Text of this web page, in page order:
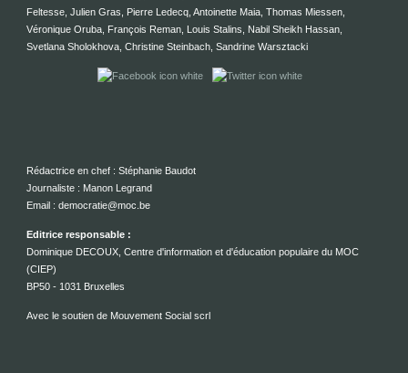
Feltesse, Julien Gras, Pierre Ledecq, Antoinette Maia, Thomas Miessen,
Véronique Oruba, François Reman, Louis Stalins, Nabil Sheikh Hassan,
Svetlana Sholokhova, Christine Steinbach, Sandrine Warsztacki
Rédactrice en chef : Stéphanie Baudot
Journaliste : Manon Legrand
Email : democratie@moc.be
Editrice responsable :
Dominique DECOUX, Centre d'information et d'éducation populaire du MOC
(CIEP)
BP50 - 1031 Bruxelles
Avec le soutien de Mouvement Social scrl